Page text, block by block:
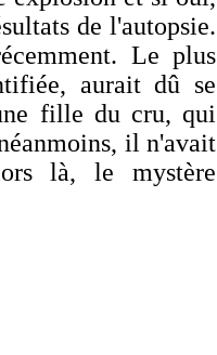
de l'autopsie.
Le plus
aurait dû se
fille du cru, qui
il n'avait
là, le mystère